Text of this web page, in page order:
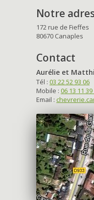
Notre
172 rue de Fieffes
80670 Canaples
Contact
Aurélie et
Tél : 03 22 52 93 06
Mobile : 06 13 11 39
Email :